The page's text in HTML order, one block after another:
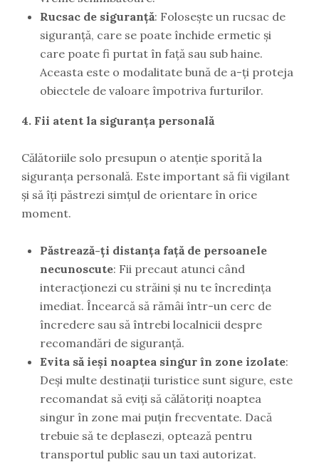
Rucsac de siguranță: Folosește un rucsac de
siguranță, care se poate închide ermetic și
care poate fi purtat în față sau sub haine.
Aceasta este o modalitate bună de a-ți proteja
obiectele de valoare împotriva furturilor.
4. Fii atent la siguranța personală
Călătoriile solo presupun o atenție sporită la
siguranța personală. Este important să fii vigilant
și să îți păstrezi simțul de orientare în orice
moment.
Păstrează-ți distanța față de persoanele
necunoscute: Fii precaut atunci când
interacționezi cu străini și nu te încredința
imediat. Încearcă să rămâi într-un cerc de
încredere sau să întrebi localnicii despre
recomandări de siguranță.
Evita să ieși noaptea singur în zone izolate:
Deși multe destinații turistice sunt sigure, este
recomandat să eviți să călătoriți noaptea
singur în zone mai puțin frecventate. Dacă
trebuie să te deplasezi, optează pentru
transportul public sau un taxi autorizat.